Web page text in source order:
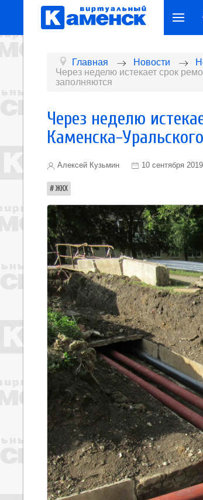
Главная Новости
Через неделю истекает срок
заполняются
Через неделю
Каменска-
Алексей Кузьмин 10 сентября 2019
ЖКХ